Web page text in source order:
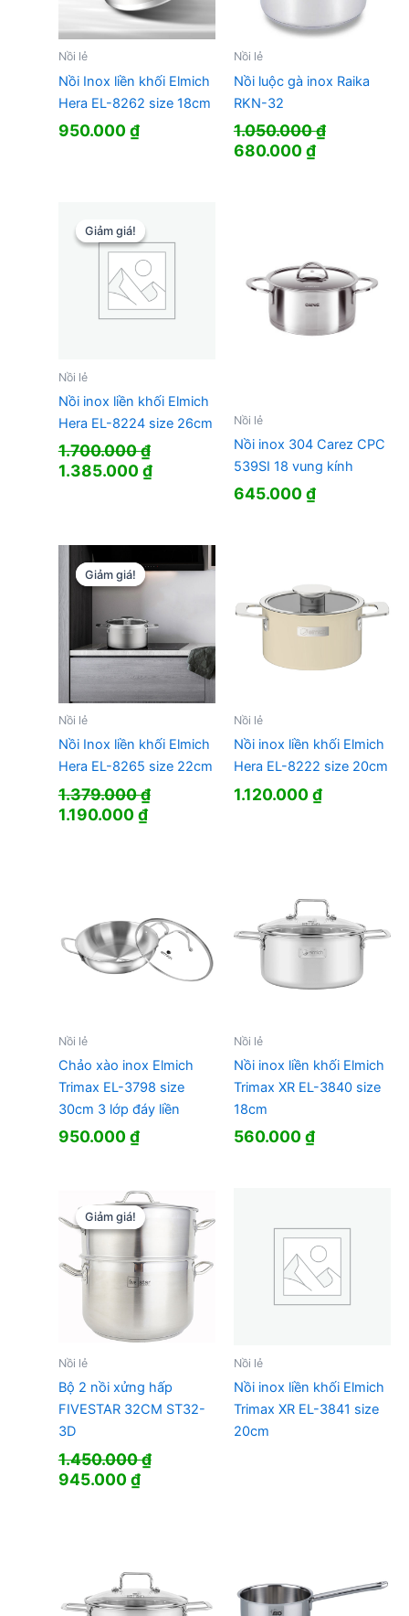
Nồi lẻ
Nồi Inox liền khối Elmich
Hera EL-8262 size 18cm
950.000₫
Nồi lẻ
Nồi luộc gà inox Raika
RKN-32
1.050.000₫
Giá
680.000₫Giá
Giảm giá!
Giảm giá!
Nồi lẻ
Nồi inox liền khối Elmich
Hera EL-8224 size 26cm
1.700.000₫
Giá
1.385.000₫Giá
1.385.000 ₫.
Nồi lẻ
Nồi inox 304 Carez CPC
539SI 18 vung kính
645.000₫
Giảm giá!
Giảm giá!
Nồi lẻ
Nồi Inox liền khối Elmich
Hera EL-8265 size 22cm
1.379.000₫
Giá
1.190.000₫Giá
Nồi lẻ
Nồi inox liền khối Elmich
Hera EL-8222 size 20cm
1.120.000₫
Nồi lẻ
Chảo xào inox Elmich
Trimax EL-3798 size
30cm 3 lớp đáy liền
950.000₫
Nồi lẻ
Nồi inox liền khối Elmich
Trimax XR EL-3840 size
18cm
560.000₫
Giảm giá!
Giảm giá!
Nồi lẻ
Bộ 2 nồi xửng hấp
FIVESTAR 32CM ST32-
3D
1.450.000₫
Giá
945.000₫Giá
Nồi lẻ
Nồi inox liền khối Elmich
Trimax XR EL-3841 size
20cm